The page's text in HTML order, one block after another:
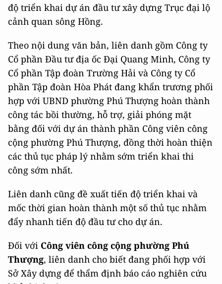
độ triển khai dự án đầu tư xây dựng Trục đại lộ
cảnh quan sông Hồng.
Theo nội dung văn bản, liên danh gồm Công ty
Cổ phần Đầu tư địa ốc Đại Quang Minh, Công ty
Cổ phần Tập đoàn Trường Hải và Công ty Cổ
phần Tập đoàn Hòa Phát đang khẩn trương phối
hợp với UBND phường Phú Thượng hoàn thành
công tác bồi thường, hỗ trợ, giải phóng mặt
bằng đối với dự án thành phần Công viên công
cộng phường Phú Thượng, đồng thời hoàn thiện
các thủ tục pháp lý nhằm sớm triển khai thi
công sớm nhất.
Liên danh cũng đề xuất tiến độ triển khai và
mốc thời gian hoàn thành một số thủ tục nhằm
đẩy nhanh tiến độ đầu tư cho dự án.
Đối với Công viên công cộng phường Phú
Thượng, liên danh cho biết đang phối hợp với
Sở Xây dựng để thẩm định báo cáo nghiên cứu